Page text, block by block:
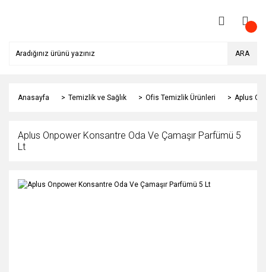
ARA
Anasayfa Temizlik ve Sağlık Ofis Temizlik Ürünleri Aplus
Aplus Onpower Konsantre Oda Ve Çamaşır Parfümü 5
Lt